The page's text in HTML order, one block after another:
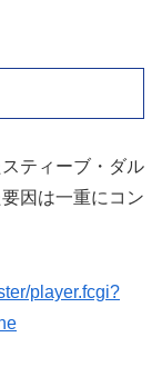
ティーブ・ダル
因は一重にコン
player.fcgi?